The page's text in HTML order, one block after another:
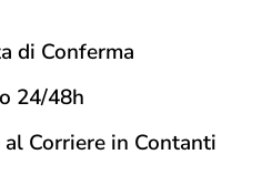
di Conferma
24/48h
Corriere in Contanti